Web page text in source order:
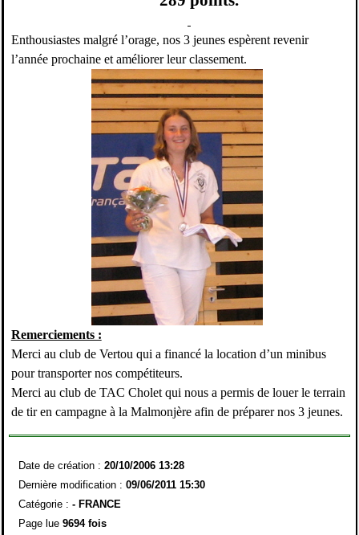
Enthousiastes malgré l’orage, nos 3 jeunes espèrent revenir
l’année prochaine et améliorer leur classement.
Remerciements :
Merci au club de Vertou qui a financé la location d’un minibus
pour transporter nos compétiteurs.
Merci au club de TAC Cholet qui nous a permis de louer le terrain
de tir en campagne à la Malmonjère afin de préparer nos 3 jeunes.
Date de création : 20/10/2006 13:28
Dernière modification : 09/06/2011 15:30
Catégorie : - FRANCE
Page lue 9694 fois